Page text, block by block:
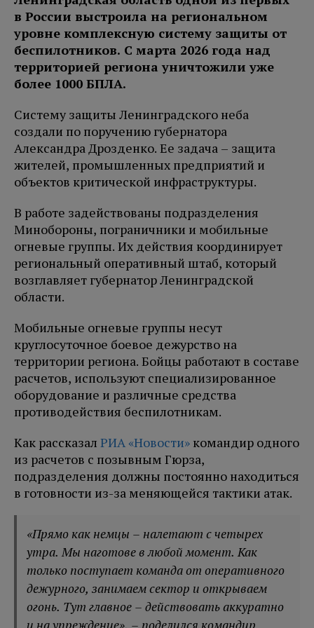
в России выстроила на региональном
уровне комплексную систему защиты от
беспилотников. С марта 2026 года над
территорией региона уничтожили уже
более 1000 БПЛА.
Систему защиты Ленинградского неба
создали по поручению губернатора
Александра Дрозденко. Ее задача – защита
жителей, промышленных предприятий и
объектов критической инфраструктуры.
В работе задействованы подразделения
Минобороны, пограничники и мобильные
огневые группы. Их действия координирует
региональный оперативный штаб, который
возглавляет губернатор Ленинградской
области.
Мобильные огневые группы несут
круглосуточное боевое дежурство на
территории региона. Бойцы работают в составе
расчетов, используют специализированное
оборудование и различные средства
противодействия беспилотникам.
Как рассказал РИА «Новости» командир одного
из расчетов с позывным Гюрза,
подразделения должны постоянно находиться
в готовности из-за меняющейся тактики атак.
«Прямо как немцы – налетают с четырех
утра. Мы наготове в любой момент. Как
только поступает команда от оперативного
дежурного, занимаем сектор и открываем
огонь. Тут главное – действовать аккуратно